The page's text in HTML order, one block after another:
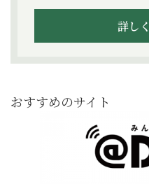
詳し
おすすめのサイト